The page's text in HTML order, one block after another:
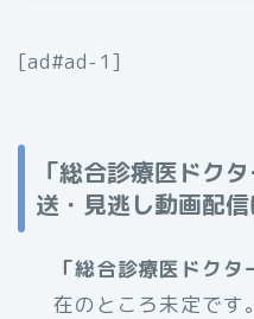
[ad#ad-1]
「総合診療医ドク
送・見逃し動画配信
「総合診療医ドクタ
在のところ未定です